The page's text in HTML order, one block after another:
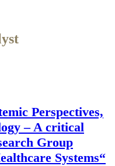
Perspectives,
– A critical
Group
Systems“